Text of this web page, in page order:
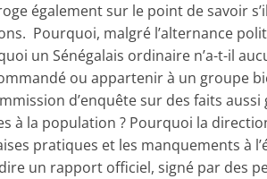
également sur le point de savoir
Pourquoi, malgré l’alternance
un Sénégalais ordinaire n’a-t-il
ou appartenir à un groupe
d’enquête sur des faits
à la population ? Pourquoi la
pratiques et les manquements à
un rapport officiel, signé par des